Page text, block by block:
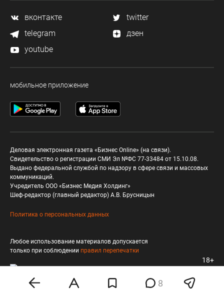
8
вконтакте
twitter
telegram
дзен
youtube
мобильное приложение
Деловая электронная газета «Бизнес Online» (на связи).
Свидетельство о регистрации СМИ Эл №ФС 77-33484 от 15.10.08.
Выдано федеральной службой по надзору в сфере связи и массовых
коммуникаций.
Учредитель ООО «Бизнес Медия Холдинг»
Шеф-редактор (главный редактор) А.В. Брусницын
Политика о персональных данных
Любое использование материалов допускается
только при соблюдении правил перепечатки
18+